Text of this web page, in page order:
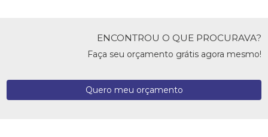
ENCONTROU O QUE PROCURAVA?
Faça seu orçamento grátis agora mesmo!
Quero meu orçamento